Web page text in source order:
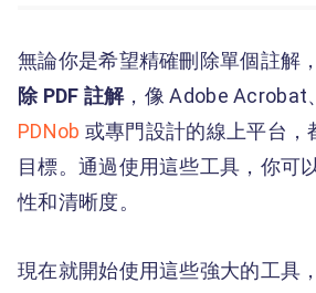
無論你是希望精確刪除單個註解
除 PDF 註解，像 Adobe Acrobat、
PDNob 或專門設計的線上平台，
目標。通過使用這些工具，你可
性和清晰度。
現在就開始使用這些強大的工具